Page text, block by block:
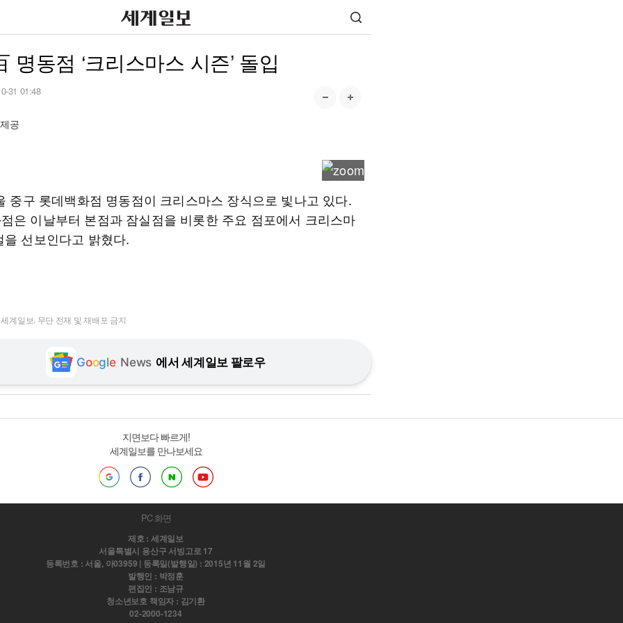
명동점 ‘크리스마스 시즌’ 돌입
31 01:48
공
중구 롯데백화점 명동점이 크리스마스 장식으로 빛나고 있다.
은 이날부터 본점과 잠실점을 비롯한 주요 점포에서 크리스마
을 선보인다고 밝혔다.
계일보. 무단 전재 및 재배포 금지
Google News 에서 세계일보 팔로우
지면보다 빠르게!
세계일보를 만나보세요
PC 화면
제호 : 세계일보
서울특별시 용산구 서빙고로 17
등록번호 : 서울, 아03959 | 등록일(발행일) : 2015년 11월 2일
발행인 : 박정훈
편집인 : 조남규
청소년보호 책임자 : 김기환
02-2000-1234